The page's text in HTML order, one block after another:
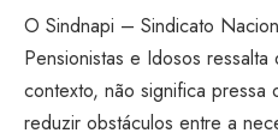
O Sindnapi – Sindicato
Pensionistas e Idosos
contexto, não significa pressa
reduzir obstáculos entre a